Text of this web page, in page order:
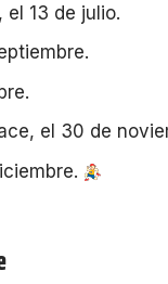
, el 13 de julio.
, el 30 de